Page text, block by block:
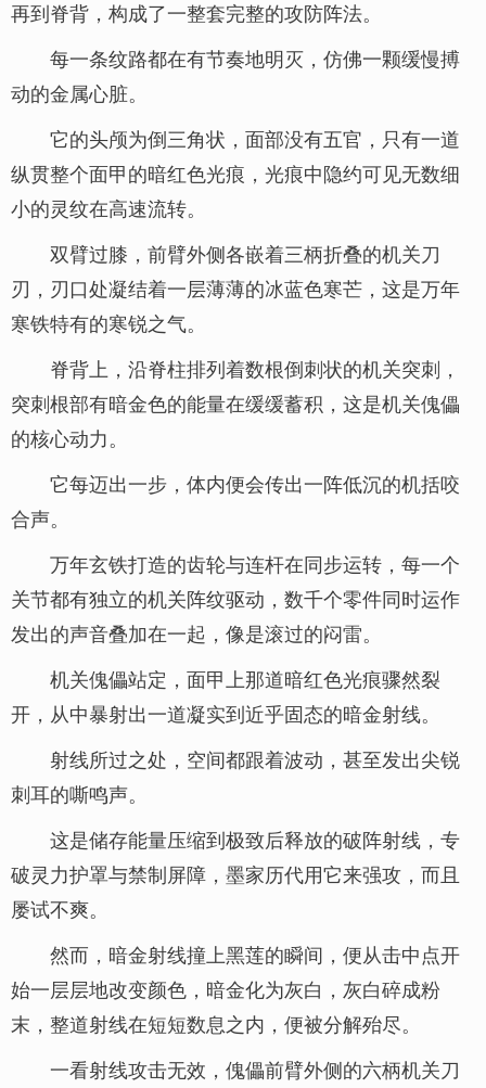
再到脊背，构成了一整套完整的攻防阵法。
每一条纹路都在有节奏地明灭，仿佛一颗缓慢搏
动的金属心脏。
它的头颅为倒三角状，面部没有五官，只有一道
纵贯整个面甲的暗红色光痕，光痕中隐约可见无数细
小的灵纹在高速流转。
双臂过膝，前臂外侧各嵌着三柄折叠的机关刀
刃，刃口处凝结着一层薄薄的冰蓝色寒芒，这是万年
寒铁特有的寒锐之气。
脊背上，沿脊柱排列着数根倒刺状的机关突刺，
突刺根部有暗金色的能量在缓缓蓄积，这是机关傀儡
的核心动力。
它每迈出一步，体内便会传出一阵低沉的机括咬
合声。
万年玄铁打造的齿轮与连杆在同步运转，每一个
关节都有独立的机关阵纹驱动，数千个零件同时运作
发出的声音叠加在一起，像是滚过的闷雷。
机关傀儡站定，面甲上那道暗红色光痕骤然裂
开，从中暴射出一道凝实到近乎固态的暗金射线。
射线所过之处，空间都跟着波动，甚至发出尖锐
刺耳的嘶鸣声。
这是储存能量压缩到极致后释放的破阵射线，专
破灵力护罩与禁制屏障，墨家历代用它来强攻，而且
屡试不爽。
然而，暗金射线撞上黑莲的瞬间，便从击中点开
始一层层地改变颜色，暗金化为灰白，灰白碎成粉
末，整道射线在短短数息之内，便被分解殆尽。
一看射线攻击无效，傀儡前臂外侧的六柄机关刀